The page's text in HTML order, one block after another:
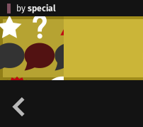
by special